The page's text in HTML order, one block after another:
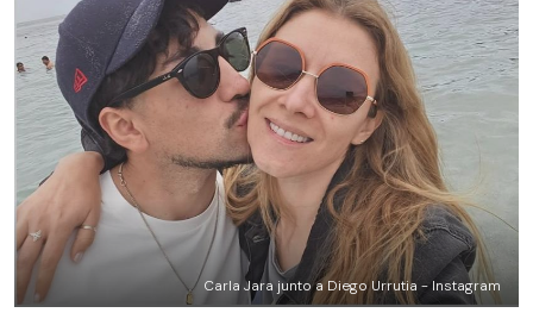
Carla Jara junto a Diego Urrutia - Instagram